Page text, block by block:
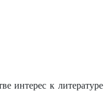
интерес к литературе